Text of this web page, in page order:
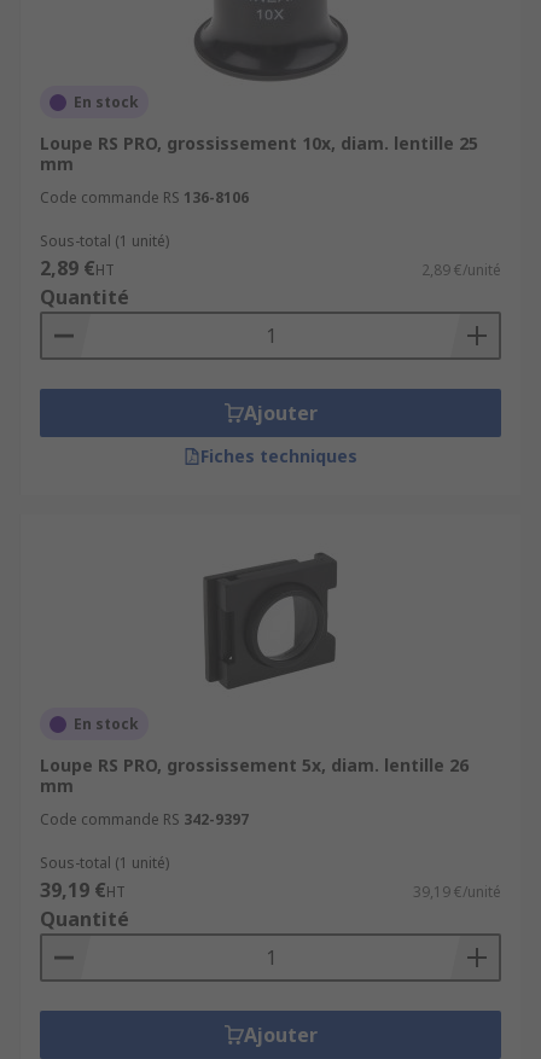
En stock
Loupe RS PRO, grossissement 10x, diam. lentille 25
mm
Code commande RS 136-8106
Sous-total (1 unité)
2,89 €HT 2,89 €/unité
Quantité
Ajouter
Fiches techniques
En stock
Loupe RS PRO, grossissement 5x, diam. lentille 26
mm
Code commande RS 342-9397
Sous-total (1 unité)
39,19 €HT 39,19 €/unité
Quantité
Ajouter